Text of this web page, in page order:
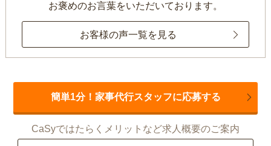
お褒めのお言葉をいただいております。
お客様の声一覧を見る
簡単1分！家事代行スタッフに応募する
CaSyではたらくメリットなど求人概要のご案内